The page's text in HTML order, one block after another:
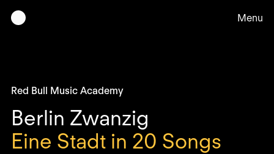
Menu
Red Bull Music Academy
Berlin Zwanzig
Eine Stadt in 20 Songs